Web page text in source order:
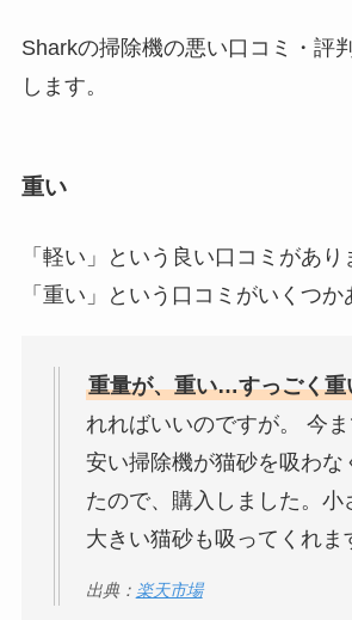
Sharkの掃除機の悪い口コミ・評
します。
重い
「軽い」という良い口コミがあ
「重い」という口コミがいくつか
重量が、重い…すっごく重
れればいいのですが。 今
安い掃除機が猫砂を吸わな
たので、購入しました。小
大きい猫砂も吸ってくれま
出典： 楽天市場